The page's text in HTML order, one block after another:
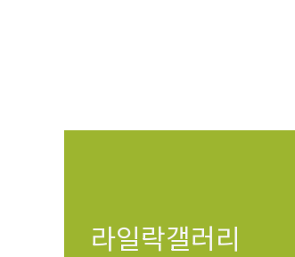
라일락갤러리